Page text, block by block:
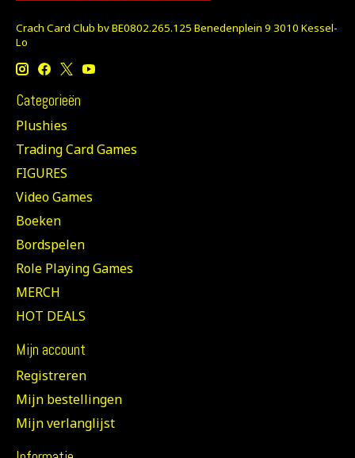
Crach Card Club bv BE0802.265.125 Benedenplein 9 3010 Kessel-
Lo
Categorieën
Plushies
Trading Card Games
FIGURES
Video Games
Boeken
Bordspelen
Role Playing Games
MERCH
HOT DEALS
Mijn account
Registreren
Mijn bestellingen
Mijn verlanglijst